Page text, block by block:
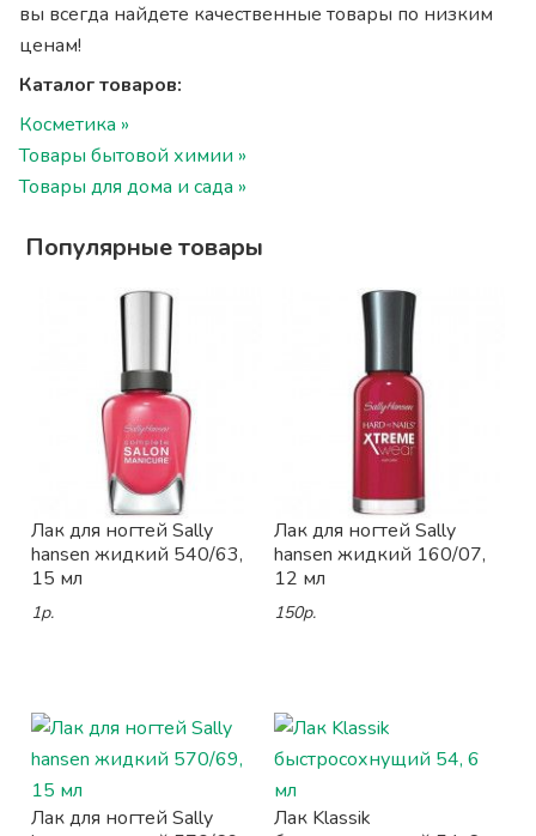
вы всегда найдете качественные товары по низким
ценам!
Каталог товаров:
Косметика »
Товары бытовой химии »
Товары для дома и сада »
Популярные товары
Лак для ногтей Sally
hansen жидкий 540/63,
15 мл
1р.
Лак для ногтей Sally
hansen жидкий 160/07,
12 мл
150р.
Лак для ногтей Sally
Лак Klassik